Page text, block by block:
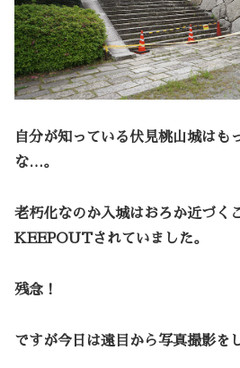
自分が知っている伏見桃山城はも
な…。
老朽化なのか入城はおろか近づく
KEEPOUTされていました。
残念！
ですが今日は遠目から写真撮影を